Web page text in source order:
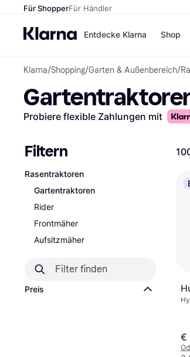
Für ShopperFür Händler
Entdecke Klarna
Sofort
Tagen
Shop
Klarna/Shopping/Garten & Außenbereich/
Probiere flexible Zahlungen mit
Filtern
Rasentraktoren
Gartentraktoren
Rider
Frontmäher
Aufsitzmäher
Preis
€